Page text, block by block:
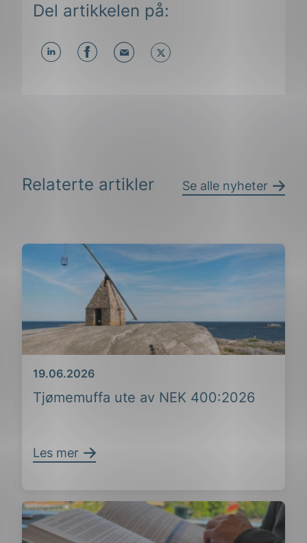
Del artikkelen på:
Relaterte artikler Se alle nyheter
Tjømemuffa ute av NEK 400:2026
Dato
19.06.2026
Les mer